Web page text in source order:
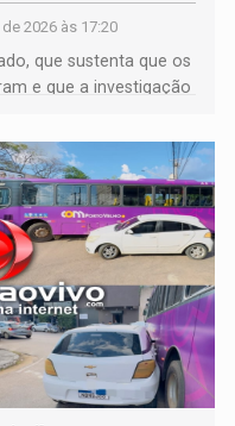
2026 às 17:20
que sustenta que os
e que a investigação